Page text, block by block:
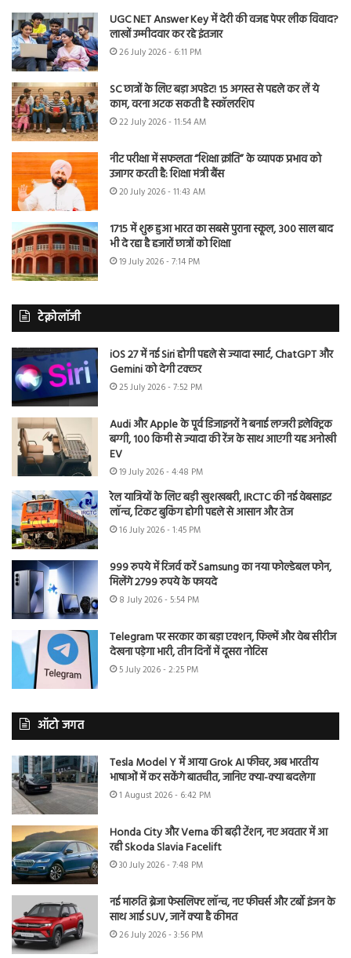
UGC NET Answer Key में देरी की वजह पेपर लीक विवाद?
लाखों उम्मीदवार कर रहे इंतजार
26 July 2026 - 6:11 PM
SC छात्रों के लिए बड़ा अपडेट! 15 अगस्त से पहले कर लें ये
काम, वरना अटक सकती है स्कॉलरशिप
22 July 2026 - 11:54 AM
नीट परीक्षा में सफलता “शिक्षा क्रांति” के व्यापक प्रभाव को
उजागर करती है: शिक्षा मंत्री बैंस
20 July 2026 - 11:43 AM
1715 में शुरू हुआ भारत का सबसे पुराना स्कूल, 300 साल बाद
भी दे रहा है हजारों छात्रों को शिक्षा
19 July 2026 - 7:14 PM
टेक्नोलॉजी
iOS 27 में नई Siri होगी पहले से ज्यादा स्मार्ट, ChatGPT और
Gemini को देगी टक्कर
25 July 2026 - 7:52 PM
Audi और Apple के पूर्व डिजाइनरों ने बनाई लग्जरी इलेक्ट्रिक
बग्गी, 100 किमी से ज्यादा की रेंज के साथ आएगी यह अनोखी
EV
19 July 2026 - 4:48 PM
रेल यात्रियों के लिए बड़ी खुशखबरी, IRCTC की नई वेबसाइट
लॉन्च, टिकट बुकिंग होगी पहले से आसान और तेज
16 July 2026 - 1:45 PM
999 रुपये में रिजर्व करें Samsung का नया फोल्डेबल फोन,
मिलेंगे 2799 रुपये के फायदे
8 July 2026 - 5:54 PM
Telegram पर सरकार का बड़ा एक्शन, फिल्में और वेब सीरीज
देखना पड़ेगा भारी, तीन दिनों में दूसरा नोटिस
5 July 2026 - 2:25 PM
ऑटो जगत
Tesla Model Y में आया Grok AI फीचर, अब भारतीय
भाषाओं में कर सकेंगे बातचीत, जानिए क्या-क्या बदलेगा
1 August 2026 - 6:42 PM
Honda City और Verna की बढ़ी टेंशन, नए अवतार में आ
रही Skoda Slavia Facelift
30 July 2026 - 7:48 PM
नई मारुति ब्रेजा फेसलिफ्ट लॉन्च, नए फीचर्स और टर्बो इंजन के
साथ आई SUV, जानें क्या है कीमत
26 July 2026 - 3:56 PM